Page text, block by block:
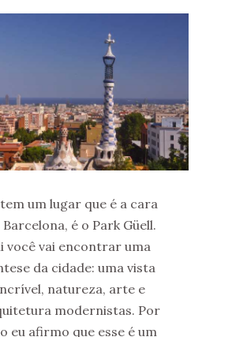
tem um lugar que é a cara
Barcelona, é o Park Güell.
você vai encontrar uma
da cidade: uma vista
natureza, arte e
modernistas. Por
eu afirmo que esse é um